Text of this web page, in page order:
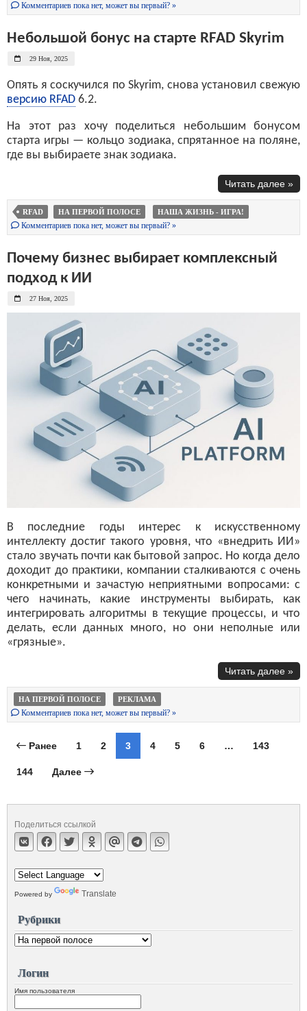
Комментариев пока нет, может вы первый? »
Небольшой бонус на старте RFAD Skyrim
29 Ноя, 2025
Опять я соскучился по Skyrim, снова установил свежую
версию RFAD 6.2.
На этот раз хочу поделиться небольшим бонусом
старта игры — кольцо зодиака, спрятанное на поляне,
где вы выбираете знак зодиака.
Читать далее »
RFAD НА ПЕРВОЙ ПОЛОСЕ НАША ЖИЗНЬ - ИГРА!
Комментариев пока нет, может вы первый? »
Почему бизнес выбирает комплексный
подход к ИИ
27 Ноя, 2025
В последние годы интерес к искусственному
интеллекту достиг такого уровня, что «внедрить ИИ»
стало звучать почти как бытовой запрос. Но когда дело
доходит до практики, компании сталкиваются с очень
конкретными и зачастую неприятными вопросами: с
чего начинать, какие инструменты выбирать, как
интегрировать алгоритмы в текущие процессы, и что
делать, если данных много, но они неполные или
«грязные».
Читать далее »
НА ПЕРВОЙ ПОЛОСЕ РЕКЛАМА
Комментариев пока нет, может вы первый? »
Ранее 1 2 3 4 5 6 … 143
144 Далее
Поделиться ссылкой
Powered by Translate
Рубрики
Логин
Имя пользователя